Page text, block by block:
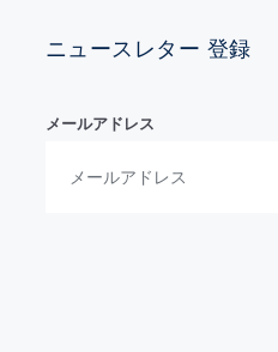
ニュースレター 登録
メールアドレス